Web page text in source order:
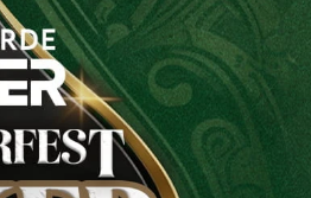
будут проходить на этой неделе,
место проведения, стоимость
не нужно тратить много времени на